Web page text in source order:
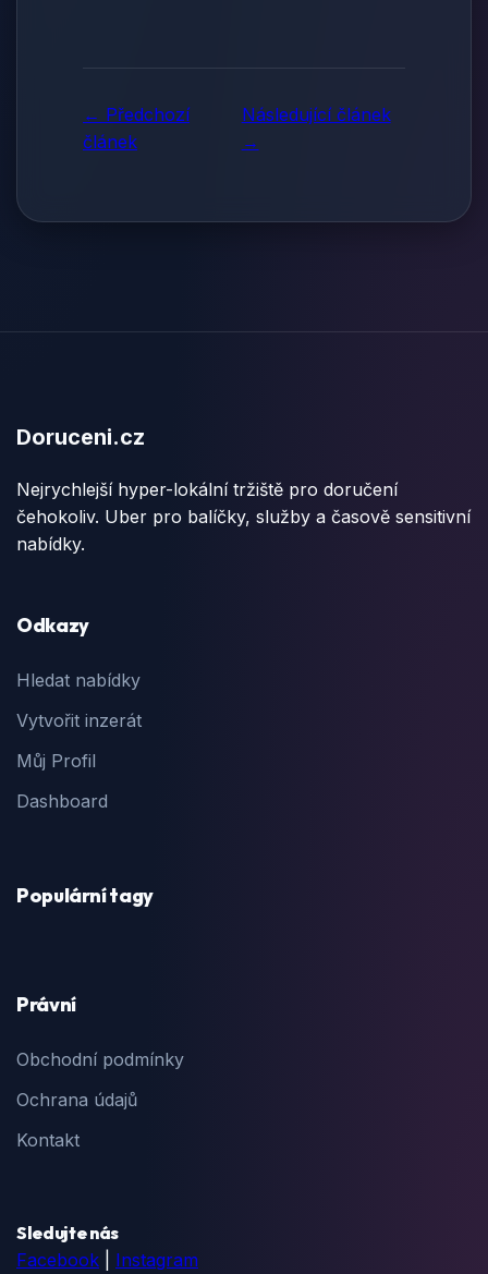
← Předchozí
článek
Následující článek
→
Doruceni.cz
Nejrychlejší hyper-lokální tržiště pro doručení
čehokoliv. Uber pro balíčky, služby a časově sensitivní
nabídky.
Odkazy
Hledat nabídky
Vytvořit inzerát
Můj Profil
Dashboard
Populární tagy
Právní
Obchodní podmínky
Ochrana údajů
Kontakt
Sledujte nás
Facebook
Instagram